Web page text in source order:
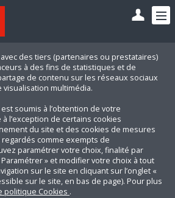
des tiers (partenaires ou prestataires)
à des fins de statistiques et de
de contenu sur les réseaux sociaux
visualisation multimédia.
soumis à l’obtention de votre
l’exception de certains cookies
du site et des cookies de mesures
comme exempts de
paramétrer votre choix, finalité par
» et modifier votre choix à tout
sur le site en cliquant sur l’onglet «
sur le site, en bas de page). Pour plus
politique Cookies .